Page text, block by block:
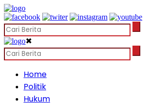
✖
Home
Politik
Hukum